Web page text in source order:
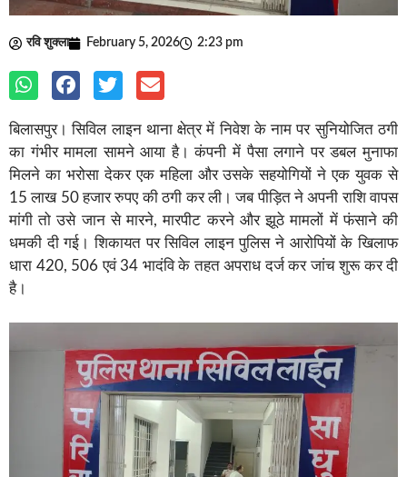
रवि शुक्ला February 5, 2026 2:23 pm
बिलासपुर। सिविल लाइन थाना क्षेत्र में निवेश के नाम पर सुनियोजित ठगी
का गंभीर मामला सामने आया है। कंपनी में पैसा लगाने पर डबल मुनाफा
मिलने का भरोसा देकर एक महिला और उसके सहयोगियों ने एक युवक से
15 लाख 50 हजार रुपए की ठगी कर ली। जब पीड़ित ने अपनी राशि वापस
मांगी तो उसे जान से मारने, मारपीट करने और झूठे मामलों में फंसाने की
धमकी दी गई। शिकायत पर सिविल लाइन पुलिस ने आरोपियों के खिलाफ
धारा 420, 506 एवं 34 भादंवि के तहत अपराध दर्ज कर जांच शुरू कर दी
है।